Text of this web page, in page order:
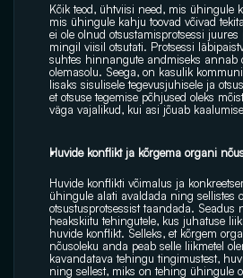
Kõik teod, ühtviisi need, mis ühingule
mis ühingule kahju toovad võivad
ei ole olnud otsustamisprotsessi
mingil viisil otsutati. Protsessi
suhtes hinnangute andmiseks annab
olemasolu. Seega, on kasulik
lisaks sisulisele tegevusjuhisele ja
et otsuse tegemise põhjused oleks
väga vajalikud, kui asi jõuab
Huvide konflikt ja kõrgema organi
Huvide konflikti võimalus ja
ühingule alati avaldada ning sellistes
otsustusprotsessist taandada. Seadus
heakskiitu tehingutele, kus juhatuse
huvide konflikt. Selleks, et kõrgem
nõusoleku anda peab selle liikmetel
kavandatava tehingu tingimustest,
ning sellest, miks on tehing ühingule